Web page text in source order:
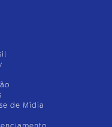
de Mídia